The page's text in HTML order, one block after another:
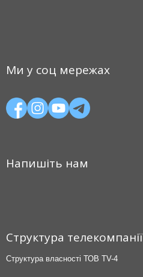
Ми у соц мережах
Напишіть нам
Структура телекомпанії
Структура власності ТОВ TV-4